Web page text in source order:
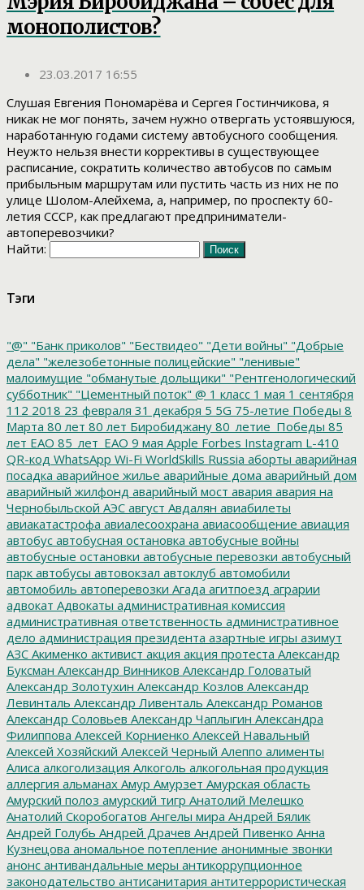
монополистов?
23.03.2017 16:55
Слушая Евгения Пономарёва и Сергея Гостинчикова, я
никак не мог понять, зачем нужно отвергать устоявшуюся,
наработанную годами систему автобусного сообщения.
Неужто нельзя внести коррективы в существующее
расписание, сократить количество автобусов по самым
прибыльным маршрутам или пустить часть из них не по
улице Шолом-Алейхема, а, например, по проспекту 60-
летия СССР, как предлагают предприниматели-
автоперевозчики?
Найти:
Тэги
"@" "Банк приколов" "Бествидео" "Дети войны" "Добрые
дела" "железобетонные полицейские" "ленивые"
малоимущие "обманутые дольщики" "Рентгенологический
субботник" "Цементный поток" @ 1 класс 1 мая 1 сентября
112 2018 23 февраля 31 декабря 5 5G 75-летие Победы 8
Марта 80 лет 80 лет Биробиджану 80_летие_Победы 85
лет ЕАО 85_лет_ЕАО 9 мая Apple Forbes Instagram L-410
QR-код WhatsApp Wi-Fi WorldSkills Russia аборты аварийная
посадка аварийное жилье аварийные дома аварийный дом
аварийный жилфонд аварийный мост авария авария на
Чернобыльской АЭС август Авдалян авиабилеты
авиакатастрофа авиалесоохрана авиасообщение авиация
автобус автобусная остановка автобусные войны
автобусные остановки автобусные перевозки автобусный
парк автобусы автовокзал автоклуб автомобили
автомобиль автоперевозки Агада агитпоезд аграрии
адвокат Адвокаты административная комиссия
административная ответственность административное
дело администрация президента азартные игры азимут
АЗС Акименко активист акция акция протеста Александр
Буксман Александр Винников Александр Головатый
Александр Золотухин Александр Козлов Александр
Левинталь Александр Ливенталь Александр Романов
Александр Соловьев Александр Чаплыгин Александра
Филиппова Алексей Корниенко Алексей Навальный
Алексей Хозяйский Алексей Черный Алеппо алименты
Алиса алкоголизация Алкоголь алкогольная продукция
аллергия альманах Амур Амурзет Амурская область
Амурский полоз амурский тигр Анатолий Мелешко
Анатолий Скоробогатов Ангелы мира Андрей Бялик
Андрей Голубь Андрей Драчев Андрей Пивенко Анна
Кузнецова аномальное потепление анонимные звонки
анонс антивандальные меры антикоррупционное
законодательство антисанитария антитеррористическая